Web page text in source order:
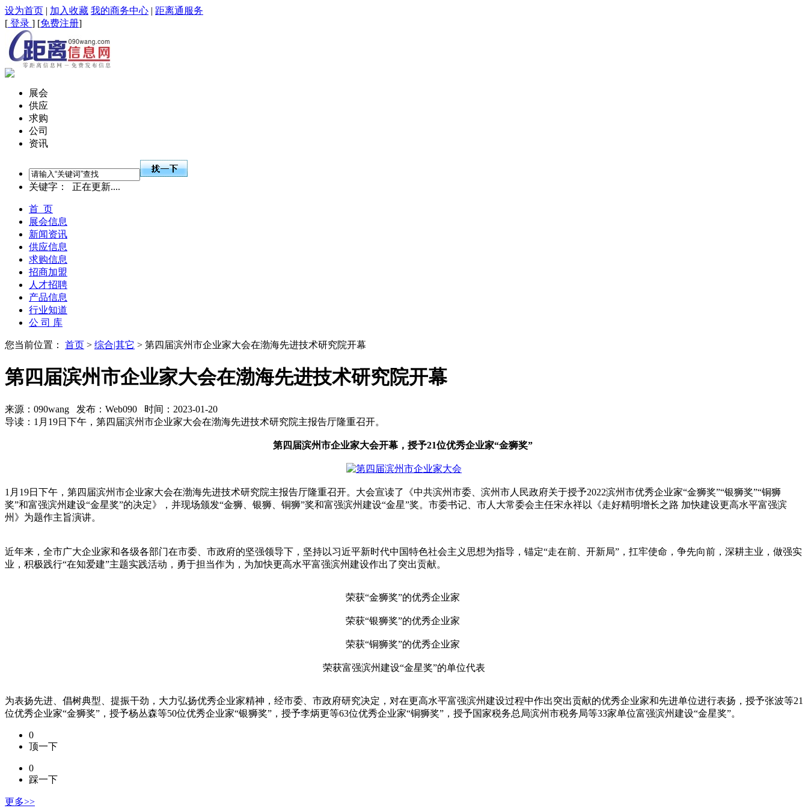
设为首页 | 加入收藏 我的商务中心 | 距离通服务
[ 登录 ] [免费注册]
展会
供应
求购
公司
资讯
关键字： 正在更新....
首 页
展会信息
新闻资讯
供应信息
求购信息
招商加盟
人才招聘
产品信息
行业知道
公 司 库
您当前位置： 首页 > 综合|其它 > 第四届滨州市企业家大会在渤海先进技术研究院开幕
第四届滨州市企业家大会在渤海先进技术研究院开幕
来源：090wang 发布：Web090 时间：2023-01-20
导读：1月19日下午，第四届滨州市企业家大会在渤海先进技术研究院主报告厅隆重召开。
第四届滨州市企业家大会开幕，授予21位优秀企业家“金狮奖”
1月19日下午，第四届滨州市企业家大会在渤海先进技术研究院主报告厅隆重召开。大会宣读了《中共滨州市委、滨州市人民政府关于授予2022滨州市优秀企业家“金狮奖”“银狮奖”“铜狮
奖”和富强滨州建设“金星奖”的决定》，并现场颁发“金狮、银狮、铜狮”奖和富强滨州建设“金星”奖。市委书记、市人大常委会主任宋永祥以《走好精明增长之路 加快建设更高水平富强滨
州》为题作主旨演讲。
近年来，全市广大企业家和各级各部门在市委、市政府的坚强领导下，坚持以习近平新时代中国特色社会主义思想为指导，锚定“走在前、开新局”，扛牢使命，争先向前，深耕主业，做强实
业，积极践行“在知爱建”主题实践活动，勇于担当作为，为加快更高水平富强滨州建设作出了突出贡献。
荣获“金狮奖”的优秀企业家
荣获“银狮奖”的优秀企业家
荣获“铜狮奖”的优秀企业家
荣获富强滨州建设“金星奖”的单位代表
为表扬先进、倡树典型、提振干劲，大力弘扬优秀企业家精神，经市委、市政府研究决定，对在更高水平富强滨州建设过程中作出突出贡献的优秀企业家和先进单位进行表扬，授予张波等21
位优秀企业家“金狮奖”，授予杨丛森等50位优秀企业家“银狮奖”，授予李炳更等63位优秀企业家“铜狮奖”，授予国家税务总局滨州市税务局等33家单位富强滨州建设“金星奖”。
0
顶一下
0
踩一下
更多>>